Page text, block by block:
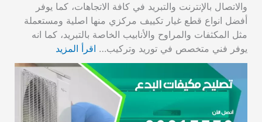
والاتصال بالإنترنت والتبريد في كافة الاتجاهات، كما يوفر
أفضل انواع قطع غيار تكييف مركزي منها اصلية ومستعملة
مثل المكثفات والمراوح والأنابيب الخاصة بالتبريد، كما انه
يوفر فني متخصص في توريد وتركيب… اقرأ المزيد